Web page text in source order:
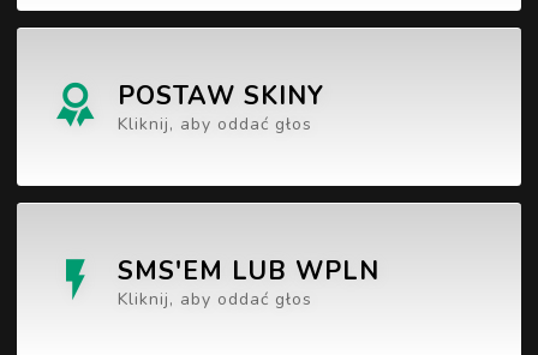
POSTAW SKINY
Kliknij, aby oddać głos
SMS'EM LUB WPLN
Kliknij, aby oddać głos